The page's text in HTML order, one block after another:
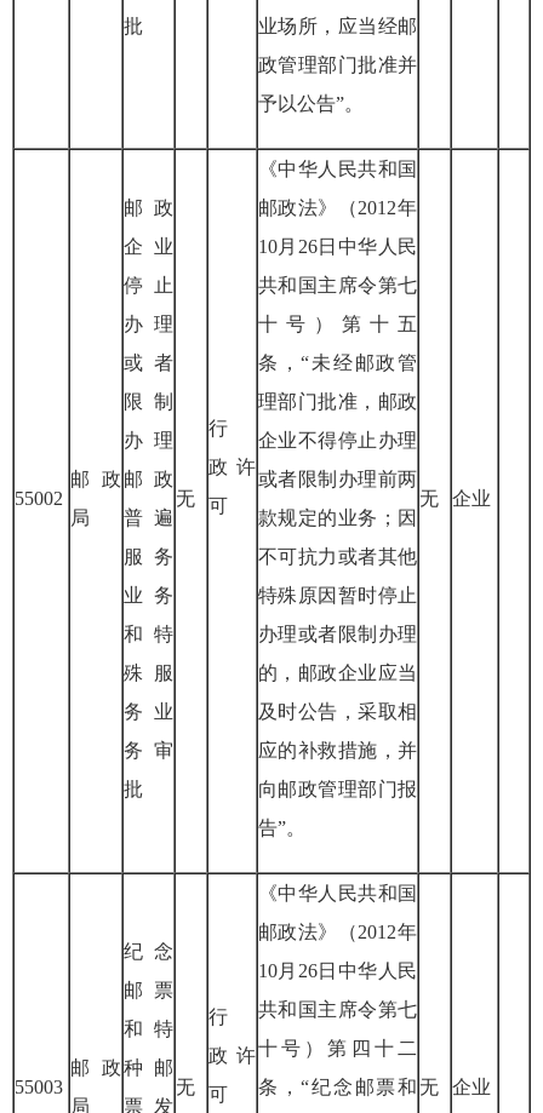
批
业场所，应当经邮
政管理部门批准并
予以公告”。
55002
邮政
局
邮政
企业
停止
办理
或者
限制
办理
邮政
普遍
服务
业务
和特
殊服
务业
务审
批
无
行
政 许
可
《中华人民共和国
邮政法》（2012年
10月 26日中华人民
共和国主席令第七
十号）第十五
条，“未经邮政管
理部门批准，邮政
企业不得停止办理
或者限制办理前两
款规定的业务；因
不可抗力或者其他
特殊原因暂时停止
办理或者限制办理
的，邮政企业应当
及时公告，采取相
应的补救措施，并
向邮政管理部门报
告”。
无 企业
55003
邮政
局
纪念
邮票
和特
种邮
票发
无
行
政 许
可
《中华人民共和国
邮政法》（2012年
10月 26日中华人民
共和国主席令第七
十号）第四十二
条，“纪念邮票和 无 企业